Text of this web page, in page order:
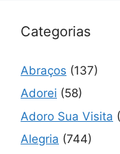
Categorias
Abraços (137)
Adorei (58)
Adoro Sua Visita
Alegria (744)